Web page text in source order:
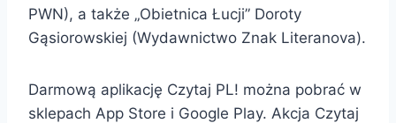
PWN), a także „Obietnica Łucji” Doroty
Gąsiorowskiej (Wydawnictwo Znak Literanova).
Darmową aplikację Czytaj PL! można pobrać w
sklepach App Store i Google Play. Akcja Czytaj